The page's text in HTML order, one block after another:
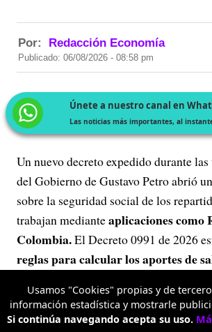
Por: Redacción Economía
Publicado: 06/08/2026 - 08:58 pm
Únete a nuestro canal en
Las noticias más importantes, al
Un nuevo decreto expedido durante
del Gobierno de Gustavo Petro abrió
sobre la seguridad social de los
trabajan medianteaplicaciones como
Colombia.El Decreto 0991 de 2026
reglas para calcular los aportes de
considera que algunas disposiciones
establecido en la reforma laboral.
Usamos "Cookies" propias y de
información estadística y mostrarle
Si continúa navegando acepta su uso.